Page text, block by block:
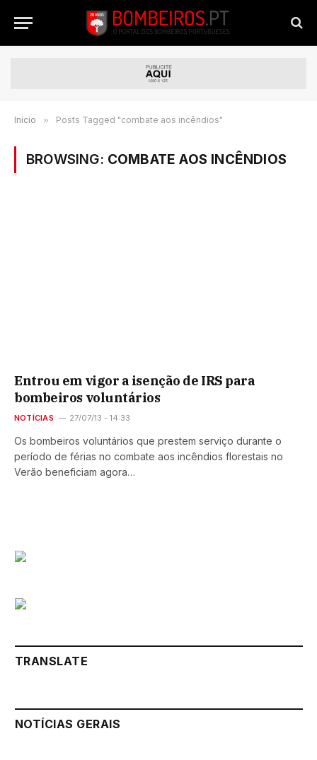
Início » Posts Tagged "combate aos incêndios"
BROWSING: COMBATE AOS INCÊNDIOS
Entrou em vigor a isenção de IRS para
bombeiros voluntários
NOTÍCIAS 27/07/13 - 14:33
Os bombeiros voluntários que prestem serviço durante o
período de férias no combate aos incêndios florestais no
Verão beneficiam agora…
TRANSLATE
NOTÍCIAS GERAIS